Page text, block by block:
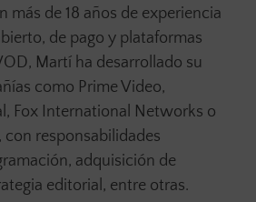
más de 18 años de experiencia
de pago y plataformas
Martí ha desarrollado su
como Prime Video,
Fox International Networks o
, con responsabilidades
adquisición de
editorial, entre otras.